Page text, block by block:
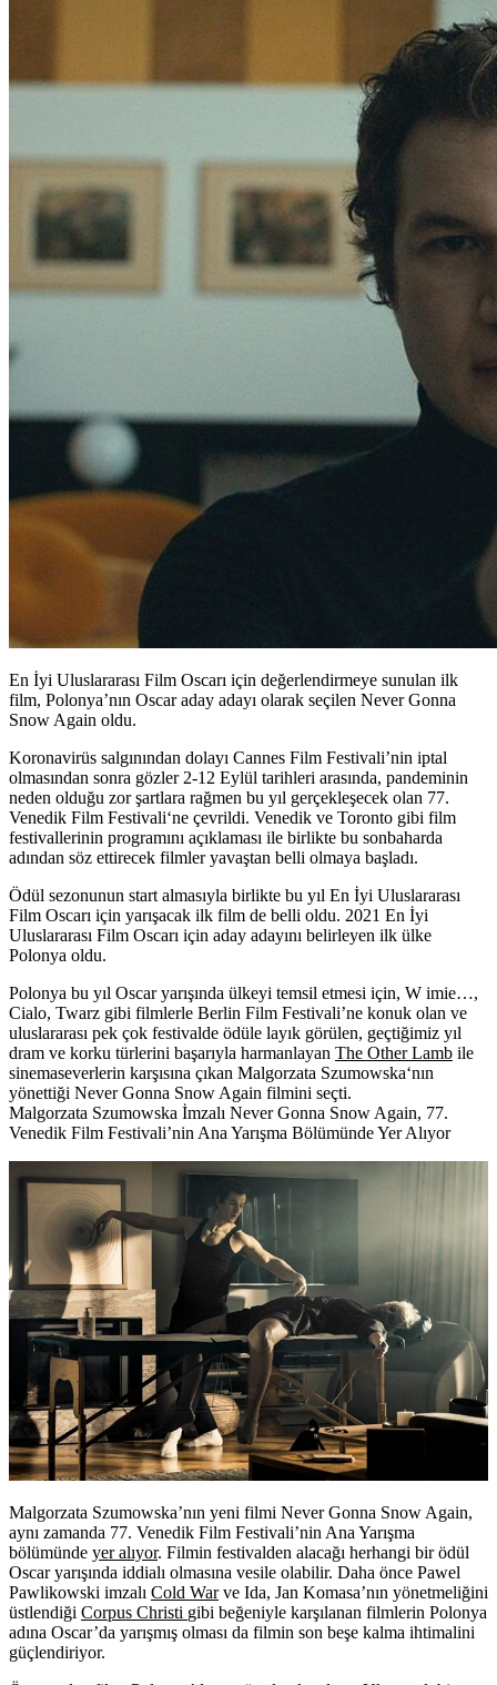
En İyi Uluslararası Film Oscarı için değerlendirmeye sunulan ilk
film, Polonya’nın Oscar aday adayı olarak seçilen Never Gonna
Snow Again oldu.
Koronavirüs salgınından dolayı Cannes Film Festivali’nin iptal
olmasından sonra gözler 2-12 Eylül tarihleri arasında, pandeminin
neden olduğu zor şartlara rağmen bu yıl gerçekleşecek olan 77.
Venedik Film Festivali‘ne çevrildi. Venedik ve Toronto gibi film
festivallerinin programını açıklaması ile birlikte bu sonbaharda
adından söz ettirecek filmler yavaştan belli olmaya başladı.
Ödül sezonunun start almasıyla birlikte bu yıl En İyi Uluslararası
Film Oscarı için yarışacak ilk film de belli oldu. 2021 En İyi
Uluslararası Film Oscarı için aday adayını belirleyen ilk ülke
Polonya oldu.
Polonya bu yıl Oscar yarışında ülkeyi temsil etmesi için, W imie…,
Cialo, Twarz gibi filmlerle Berlin Film Festivali’ne konuk olan ve
uluslararası pek çok festivalde ödüle layık görülen, geçtiğimiz yıl
dram ve korku türlerini başarıyla harmanlayan The Other Lamb ile
sinemaseverlerin karşısına çıkan Malgorzata Szumowska‘nın
yönettiği Never Gonna Snow Again filmini seçti.
Malgorzata Szumowska İmzalı Never Gonna Snow Again, 77.
Venedik Film Festivali’nin Ana Yarışma Bölümünde Yer Alıyor
Malgorzata Szumowska’nın yeni filmi Never Gonna Snow Again,
aynı zamanda 77. Venedik Film Festivali’nin Ana Yarışma
bölümünde yer alıyor. Filmin festivalden alacağı herhangi bir ödül
Oscar yarışında iddialı olmasına vesile olabilir. Daha önce Pawel
Pawlikowski imzalı Cold Warve Ida, Jan Komasa’nın yönetmeliğini
üstlendiği Corpus Christi gibi beğeniyle karşılanan filmlerin Polonya
adına Oscar’da yarışmış olması da filmin son beşe kalma ihtimalini
güçlendiriyor.